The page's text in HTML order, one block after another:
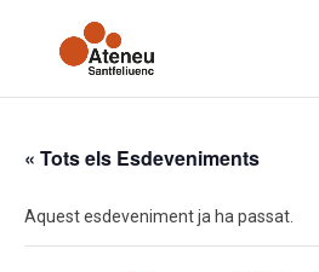
« Tots els Esdeveniments
Aquest esdeveniment ja ha passat.